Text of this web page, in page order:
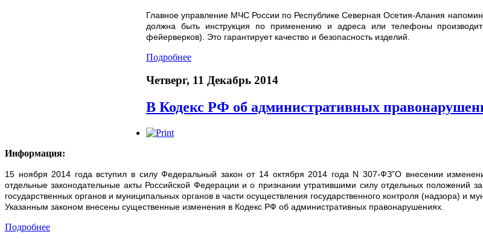
Главное управление МЧС России по Республике Северная Осетия-Алания
должна быть инструкция по применению и адреса или телефоны
фейерверков). Это гарантирует качество и безопасность изделий.
Подробнее
Четверг, 11 Декабрь 2014
В Кодекс РФ об административных
Информация:
15 ноября 2014 года вступил в силу Федеральный закон от 14 октября 2014 года N 307-ФЗ”О внесении
отдельные законодательные акты Российской Федерации и о признании утратившими силу отдельных положений
государственных органов и муниципальных органов в части осуществления государственного контроля (надзора) и
Указанным законом внесены существенные изменения в Кодекс РФ об административных правонарушениях.
Подробнее